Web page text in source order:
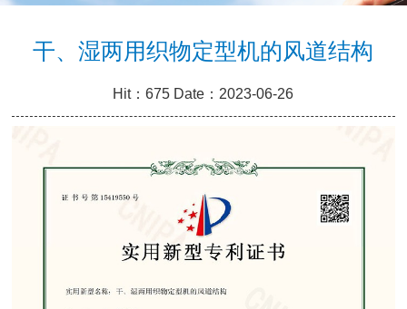
干、湿两用织物定型机的风道结构
Hit：675 Date：2023-06-26